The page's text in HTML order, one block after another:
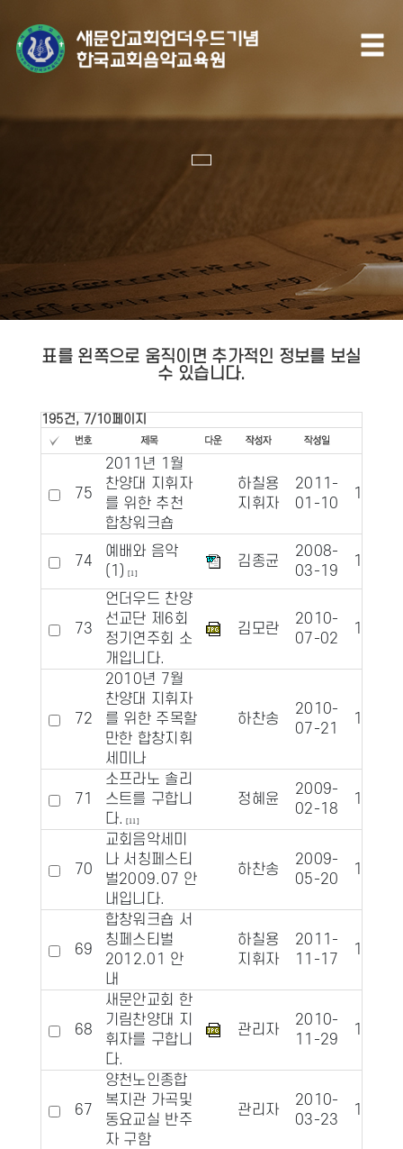
표를 왼쪽으로 움직이면 추가적인 정보를 보실
수 있습니다.
195건, 7/10페이지
75
2011년 1월
찬양대 지휘자
를 위한 추천
합창워크숍
하칠용
지휘자
2011-
01-10
10557
74
예배와 음악
(1)
[1]
김종균
2008-
03-19
10556
73
언더우드 찬양
선교단 제6회
정기연주회 소
개입니다.
김모란
2010-
07-02
10527
72
2010년 7월
찬양대 지휘자
를 위한 주목할
만한 합창지휘
세미나
하찬송
2010-
07-21
10498
71
소프라노 솔리
스트를 구합니
다.
[11]
정혜윤
2009-
02-18
10498
70
교회음악세미
나 서칭페스티
벌2009.07 안
내입니다.
하찬송
2009-
05-20
10491
69
합창워크숍 서
칭페스티벌
2012.01 안
내
하칠용
지휘자
2011-
11-17
10478
68
새문안교회 한
기림찬양대 지
휘자를 구합니
다.
관리자
2010-
11-29
10390
67
양천노인종합
복지관 가곡및
동요교실 반주
자 구함
관리자
2010-
03-23
10359